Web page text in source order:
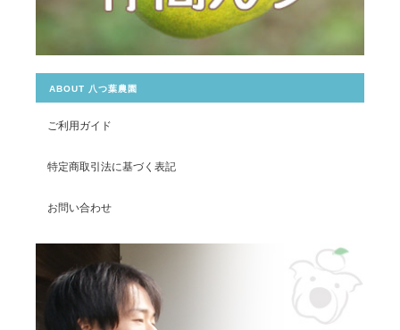
ABOUT 八つ葉農園
ご利用ガイド
特定商取引法に基づく表記
お問い合わせ